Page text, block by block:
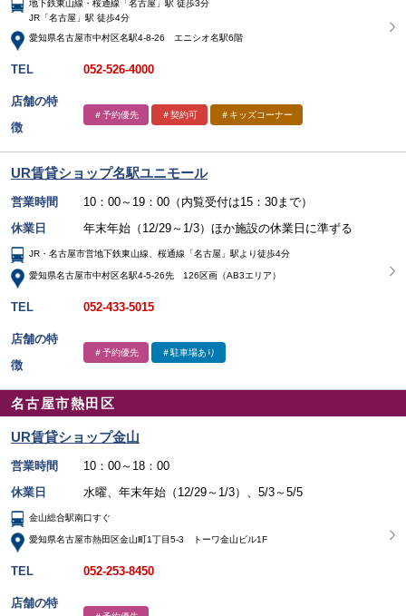
地下鉄東山線・桜通線「名古屋」駅 徒歩3分
JR「名古屋」駅 徒歩4分
愛知県名古屋市中村区名駅4-8-26 エニシオ名駅6階
TEL 052-526-4000
店舗の特
徴
＃予約優先 ＃契約可 ＃キッズコーナー
UR賃貸ショップ名駅ユニモール
営業時間
10：00～19：00（内覧受付は15：30まで）
休業日
年末年始（12/29～1/3）ほか施設の休業日に準ずる
JR・名古屋市営地下鉄東山線、桜通線「名古屋」駅より徒歩4分
愛知県名古屋市中村区名駅4-5-26先 126区画（AB3エリア）
TEL 052-433-5015
店舗の特
徴
＃予約優先 ＃駐車場あり
名古屋市熱田区
UR賃貸ショップ金山
営業時間
10：00～18：00
休業日
水曜、年末年始（12/29～1/3）、5/3～5/5
金山総合駅南口すぐ
愛知県名古屋市熱田区金山町1丁目5-3 トーワ金山ビル1F
TEL 052-253-8450
店舗の特